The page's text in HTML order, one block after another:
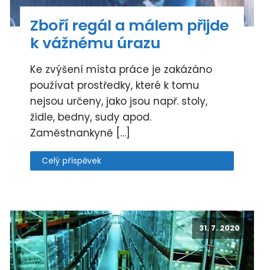
Zboří regál a málem přijde
k vážnému úrazu
Ke zvýšení místa práce je zakázáno
používat prostředky, které k tomu
nejsou určeny, jako jsou např. stoly,
židle, bedny, sudy apod.
Zaměstnankyně […]
Celý příspěvek
31. 7. 2020